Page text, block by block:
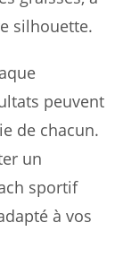
silhouette.
peuvent
de chacun.
un
sportif
à vos